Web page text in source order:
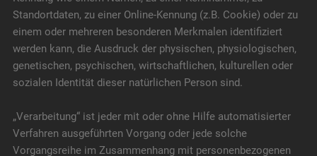
Standortdaten, zu einer Online-Kennung (z.B. Cookie) oder zu
einem oder mehreren besonderen Merkmalen identifiziert
werden kann, die Ausdruck der physischen, physiologischen,
genetischen, psychischen, wirtschaftlichen, kulturellen oder
sozialen Identität dieser natürlichen Person sind.
„Verarbeitung“ ist jeder mit oder ohne Hilfe automatisierter
Verfahren ausgeführten Vorgang oder jede solche
Vorgangsreihe im Zusammenhang mit personenbezogenen